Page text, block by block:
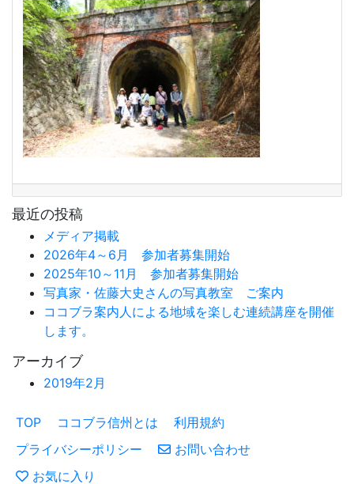
最近の投稿
メディア掲載
2026年4～6月 参加者募集開始
2025年10～11月 参加者募集開始
写真家・佐藤大史さんの写真教室 ご案内
ココブラ案内人による地域を楽しむ連続講座を開催
します。
アーカイブ
2019年2月
TOP ココブラ信州とは
利用規約
プライバシーポリシー
お問い合わせ
お気に入り